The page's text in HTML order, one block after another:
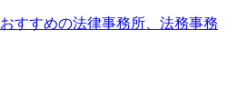
おすすめの法律事務所、法務事務